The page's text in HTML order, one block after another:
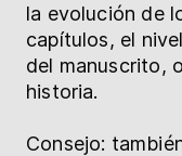
la evolución de
capítulos, el
del manuscrito,
historia.
Consejo: